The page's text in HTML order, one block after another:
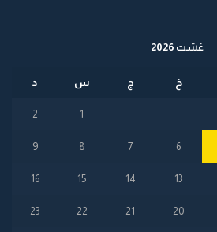
غشت 2026
خ ج س د
1
2
6
7
8
9
13
14
15
16
20
21
22
23